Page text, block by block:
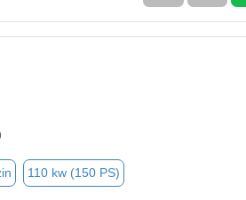
110 kw (150 PS)